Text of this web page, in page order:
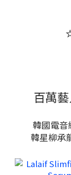
百萬
韓國電音
韓星柳承